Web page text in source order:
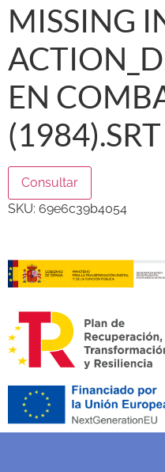
MISSING
EN
(1984).SRT
Consultar
SKU: 69e6c39b4054